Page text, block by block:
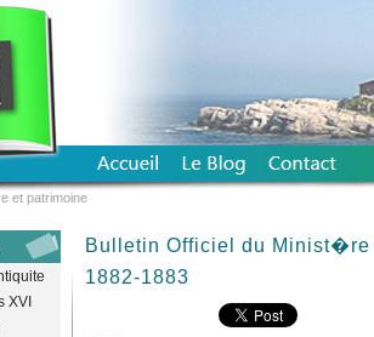
Bulletin Officiel du
1882-1883
XVI
et patrimoine